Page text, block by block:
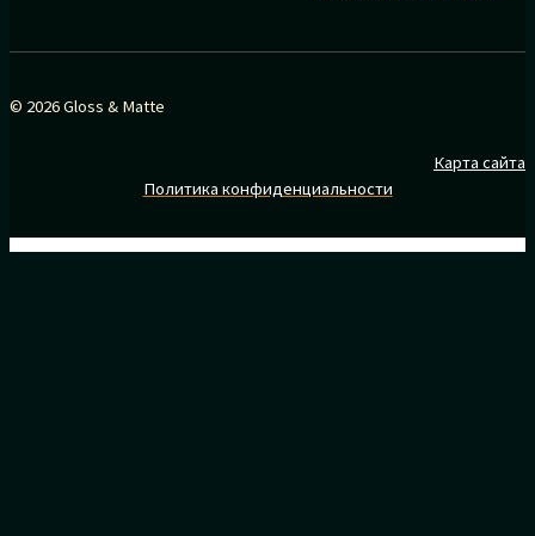
© 2026 Gloss & Matte
Карта сайта
Политика конфиденциальности